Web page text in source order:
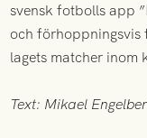
svensk fotbolls app
och förhoppningsvis
lagets matcher inom
Text: Mikael